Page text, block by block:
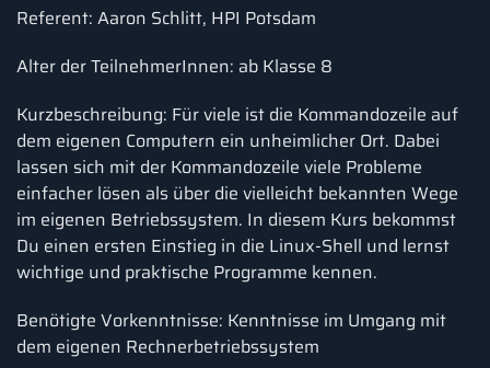
Referent: Aaron Schlitt, HPI Potsdam
Alter der TeilnehmerInnen: ab Klasse 8
Kurzbeschreibung: Für viele ist die Kommandozeile auf
dem eigenen Computern ein unheimlicher Ort. Dabei
lassen sich mit der Kommandozeile viele Probleme
einfacher lösen als über die vielleicht bekannten Wege
im eigenen Betriebssystem. In diesem Kurs bekommst
Du einen ersten Einstieg in die Linux-Shell und lernst
wichtige und praktische Programme kennen.
Benötigte Vorkenntnisse: Kenntnisse im Umgang mit
dem eigenen Rechnerbetriebssystem